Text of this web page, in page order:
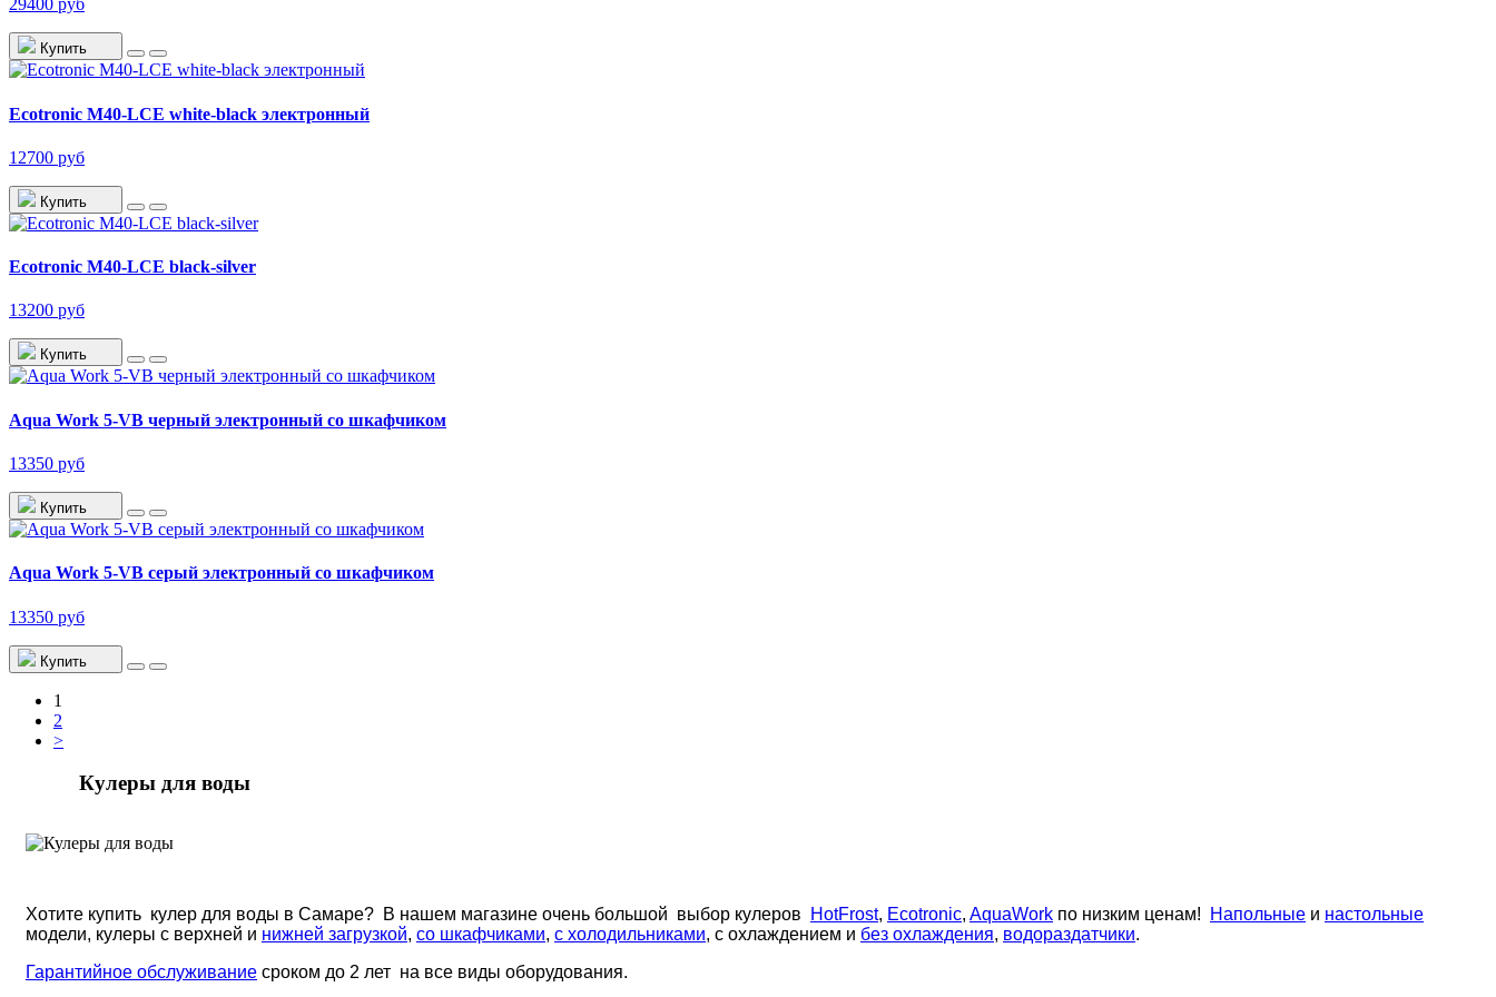
29400 руб
Купить
Ecotronic M40-LCE white-black электронный
12700 руб
Купить
Ecotronic M40-LCE black-silver
13200 руб
Купить
Aqua Work 5-VB черный электронный со шкафчиком
13350 руб
Купить
Aqua Work 5-VB серый электронный со шкафчиком
13350 руб
Купить
1
2
>
Кулеры для воды
Хотите купить кулер для воды в Самаре? В нашем магазине очень большой выбор кулеров HotFrost, Ecotronic, AquaWork по низким ценам! Напольные и настольные
модели, кулеры с верхней и нижней загрузкой, со шкафчиками, с холодильниками, с охлаждением и без охлаждения, водораздатчики.
Гарантийное обслуживание сроком до 2 лет на все виды оборудования.